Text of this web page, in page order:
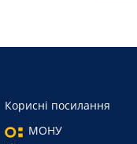
Корисні посилання
МОНУ